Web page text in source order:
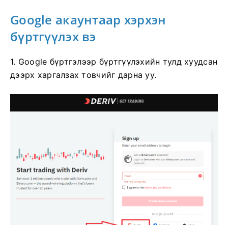
Google акаунтаар хэрхэн
бүртгүүлэх вэ
1. Google бүртгэлээр бүртгүүлэхийн тулд хуудсан
дээрх харгалзах товчийг дарна уу.